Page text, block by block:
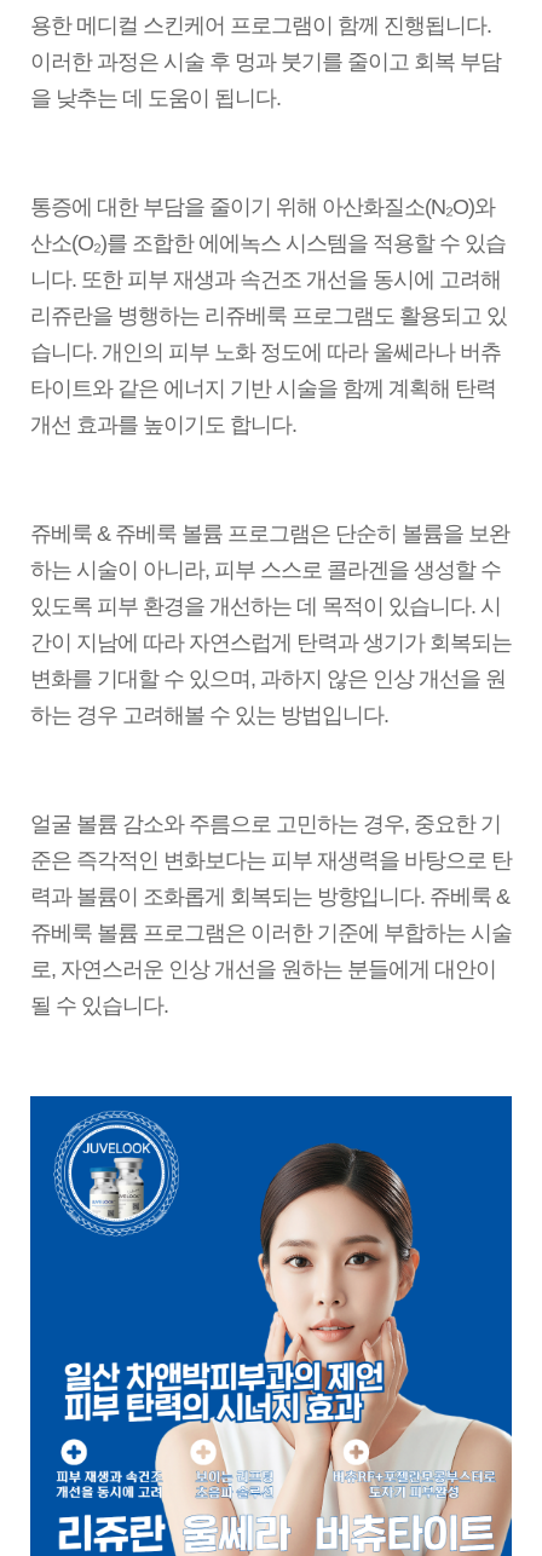
용한 메디컬 스킨케어 프로그램이 함께 진행됩니다.
이러한 과정은 시술 후 멍과 붓기를 줄이고 회복 부담
을 낮추는 데 도움이 됩니다.
통증에 대한 부담을 줄이기 위해 아산화질소(N₂O)와
산소(O₂)를 조합한 에에녹스 시스템을 적용할 수 있습
니다. 또한 피부 재생과 속건조 개선을 동시에 고려해
리쥬란을 병행하는 리쥬베룩 프로그램도 활용되고 있
습니다. 개인의 피부 노화 정도에 따라 울쎄라나 버츄
타이트와 같은 에너지 기반 시술을 함께 계획해 탄력
개선 효과를 높이기도 합니다.
쥬베룩 & 쥬베룩 볼륨 프로그램은 단순히 볼륨을 보완
하는 시술이 아니라, 피부 스스로 콜라겐을 생성할 수
있도록 피부 환경을 개선하는 데 목적이 있습니다. 시
간이 지남에 따라 자연스럽게 탄력과 생기가 회복되는
변화를 기대할 수 있으며, 과하지 않은 인상 개선을 원
하는 경우 고려해볼 수 있는 방법입니다.
얼굴 볼륨 감소와 주름으로 고민하는 경우, 중요한 기
준은 즉각적인 변화보다는 피부 재생력을 바탕으로 탄
력과 볼륨이 조화롭게 회복되는 방향입니다. 쥬베룩 &
쥬베룩 볼륨 프로그램은 이러한 기준에 부합하는 시술
로, 자연스러운 인상 개선을 원하는 분들에게 대안이
될 수 있습니다.